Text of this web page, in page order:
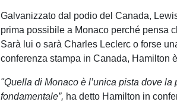
Galvanizzato dal podio del Canada,
prima possibile a Monaco perché pensa
Sarà lui o sarà Charles Leclerc o forse
conferenza stampa in Canada, Hamilton
"Quella di Monaco è l’unica pista dove la
fondamentale”, ha detto Hamilton in